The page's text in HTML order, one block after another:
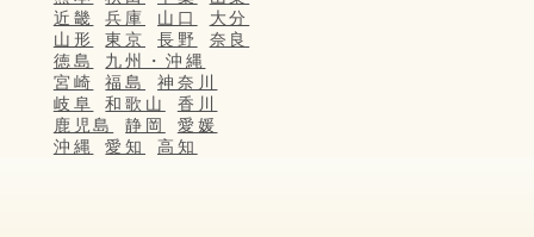
近畿
兵庫 山口
大分
山形
東京 長野
奈良
徳島
九州・沖縄
宮崎
福島
神奈川
岐阜
和歌山
香川
鹿児島
静岡
愛媛
沖縄
愛知 高知